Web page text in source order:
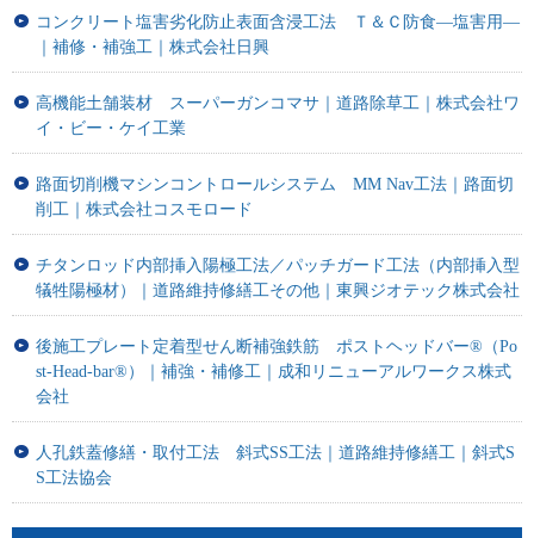
コンクリート塩害劣化防止表面含浸工法 Ｔ＆Ｃ防食―塩害用―
｜補修・補強工｜株式会社日興
高機能土舗装材 スーパーガンコマサ｜道路除草工｜株式会社ワ
イ・ビー・ケイ工業
路面切削機マシンコントロールシステム MM Nav工法｜路面切
削工｜株式会社コスモロード
チタンロッド内部挿入陽極工法／パッチガード工法（内部挿入型
犠牲陽極材）｜道路維持修繕工その他｜東興ジオテック株式会社
後施工プレート定着型せん断補強鉄筋 ポストヘッドバー®（Po
st-Head-bar®）｜補強・補修工｜成和リニューアルワークス株式
会社
人孔鉄蓋修繕・取付工法 斜式SS工法｜道路維持修繕工｜斜式S
S工法協会